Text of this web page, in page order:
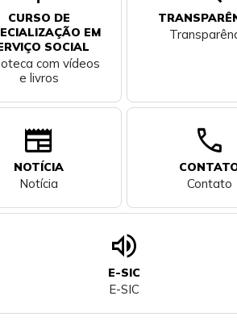
CURSO DE
EM
SOCIAL
com vídeos
e livros
newspaper
NOTÍCIA
Notícia
call
Contato
volume_up
E-SIC
E-SIC